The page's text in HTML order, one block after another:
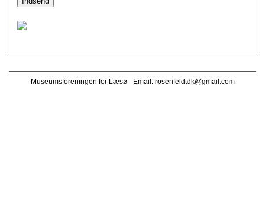
Museumsforeningen for Læsø - Email: rosenfeldtdk@gmail.com